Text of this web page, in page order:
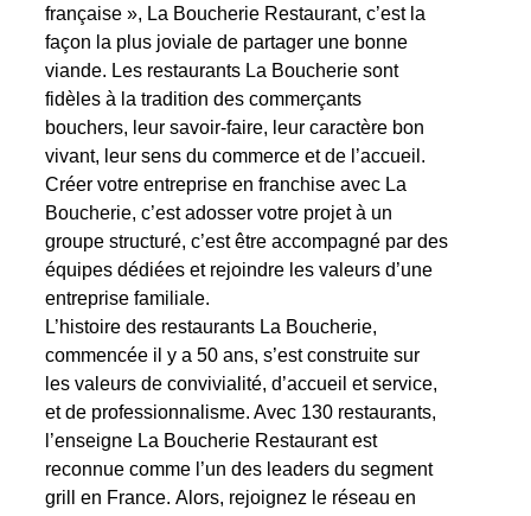
française », La Boucherie Restaurant, c’est la
façon la plus joviale de partager une bonne
viande. Les restaurants La Boucherie sont
fidèles à la tradition des commerçants
bouchers, leur savoir-faire, leur caractère bon
vivant, leur sens du commerce et de l’accueil.
Créer votre entreprise en franchise avec La
Boucherie, c’est adosser votre projet à un
groupe structuré, c’est être accompagné par des
équipes dédiées et rejoindre les valeurs d’une
entreprise familiale.
L’histoire des restaurants La Boucherie,
commencée il y a 50 ans, s’est construite sur
les valeurs de convivialité, d’accueil et service,
et de professionnalisme. Avec 130 restaurants,
l’enseigne La Boucherie Restaurant est
reconnue comme l’un des leaders du segment
grill en France. Alors, rejoignez le réseau en